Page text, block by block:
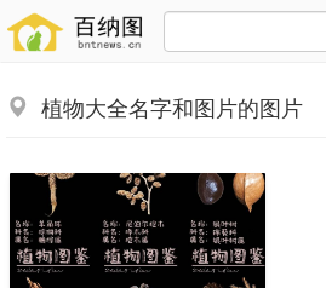
植物大全名字和图片的图片